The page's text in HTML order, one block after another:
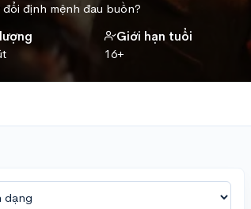
định mệnh đau buồn?
Giới hạn tuổi
16+